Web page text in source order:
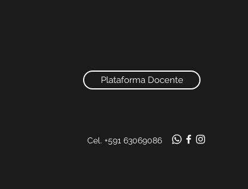
Plataforma Docente
Cel. +591 63069086